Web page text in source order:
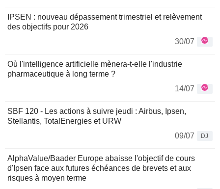
IPSEN : nouveau dépassement trimestriel et relèvement
des objectifs pour 2026
30/07
Où l'intelligence artificielle mènera-t-elle l'industrie
pharmaceutique à long terme ?
14/07
SBF 120 - Les actions à suivre jeudi : Airbus, Ipsen,
Stellantis, TotalEnergies et URW
09/07
DJ
AlphaValue/Baader Europe abaisse l'objectif de cours
d'Ipsen face aux futures échéances de brevets et aux
risques à moyen terme